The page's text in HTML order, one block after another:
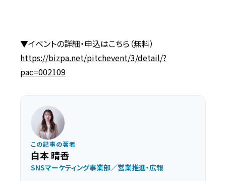
▼イベントの詳細・申込はこちら（無料）
https://bizpa.net/pitchevent/3/detail/?
pac=002109
この記事の著者
白本 晴香
SNSマーケティング事業部／営業推進・広報